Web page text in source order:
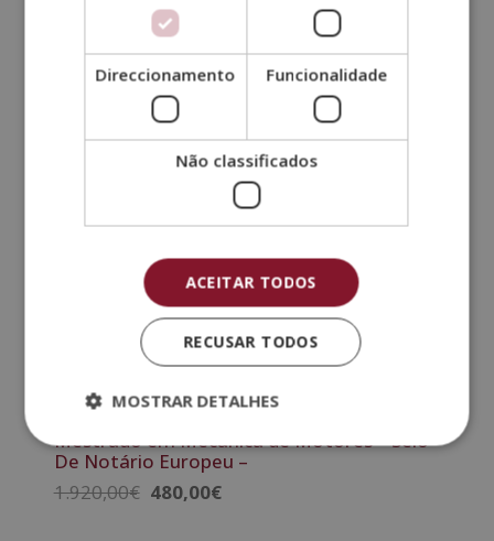
Outros cursos
Mestrado em Mecânica de Motores – Selo
De Notário Europeu –
1.920,00€
O
480,00€O
Direccionamento Funcionalidade
Não classificados
ACEITAR TODOS
RECUSAR TODOS
MOSTRAR DETALHES